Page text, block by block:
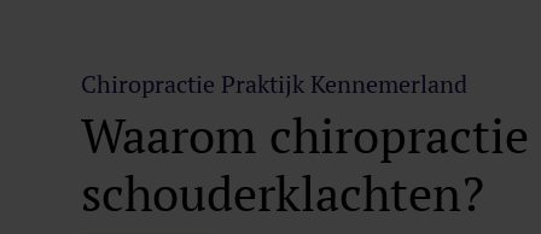
Chiropractie Praktijk Kennemerland
Waarom
schouderklachten?